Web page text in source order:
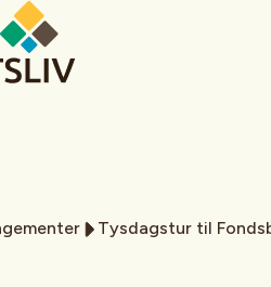
Tysdagstur til